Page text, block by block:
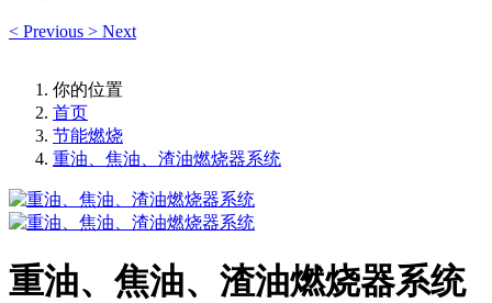
< Previous > Next
你的位置
首页
节能燃烧
重油、焦油、渣油燃烧器系统
重油、焦油、渣油燃烧器系统